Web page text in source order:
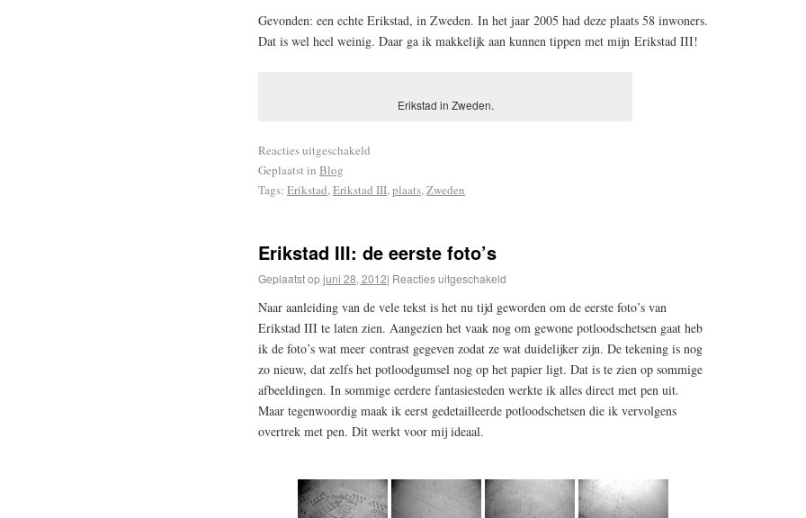
Gevonden: een echte Erikstad, in Zweden. In het jaar 2005 had deze plaats 58 inwoners.
Dat is wel heel weinig. Daar ga ik makkelijk aan kunnen tippen met mijn Erikstad III!
Erikstad in Zweden.
Reacties uitgeschakeld
Geplaatst in Blog
Tags: Erikstad,Erikstad III,plaats,Zweden
Erikstad III: de eerste foto’s
Geplaatst opjuni 28, 2012| Reacties uitgeschakeld
Naar aanleiding van de vele tekst is het nu tijd geworden om de eerste foto’s van
Erikstad III te laten zien. Aangezien het vaak nog om gewone potloodschetsen gaat heb
ik de foto’s wat meer contrast gegeven zodat ze wat duidelijker zijn. De tekening is nog
zo nieuw, dat zelfs het potloodgumsel nog op het papier ligt. Dat is te zien op sommige
afbeeldingen. In sommige eerdere fantasiesteden werkte ik alles direct met pen uit.
Maar tegenwoordig maak ik eerst gedetailleerde potloodschetsen die ik vervolgens
overtrek met pen. Dit werkt voor mij ideaal.